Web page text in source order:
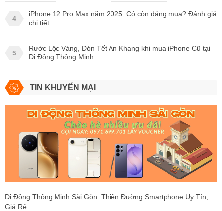
4
iPhone 12 Pro Max năm 2025: Có còn đáng mua? Đánh giá
chi tiết
5
Rước Lộc Vàng, Đón Tết An Khang khi mua iPhone Cũ tại
Di Động Thông Minh
TIN KHUYẾN MẠI
Di Động Thông Minh Sài Gòn: Thiên Đường Smartphone Uy Tín,
Giá Rẻ